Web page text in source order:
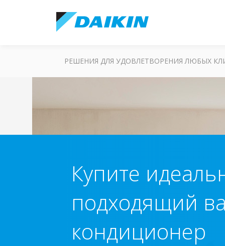
РЕШЕНИЯ ДЛЯ УДОВЛЕТВОРЕНИЯ ЛЮБЫХ
Купите
подходящий
кондиционер